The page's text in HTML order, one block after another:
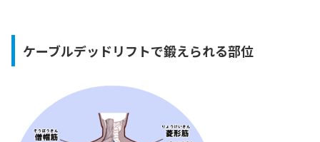
ケーブルデッドリフトで鍛えられる部位